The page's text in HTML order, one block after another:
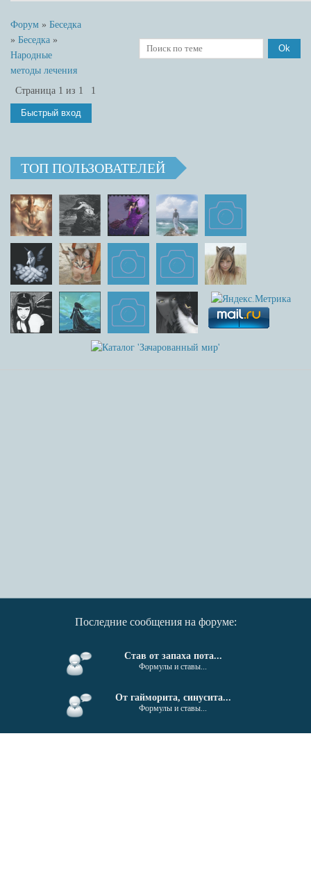
Форум » Беседка
» Беседка »
Народные
методы лечения
Страница 1 из 1 1
ТОП ПОЛЬЗОВАТЕЛЕЙ
Последние сообщения на форуме:
Став от запаха пота...
Формулы и ставы...
От гайморита, синусита...
Формулы и ставы...